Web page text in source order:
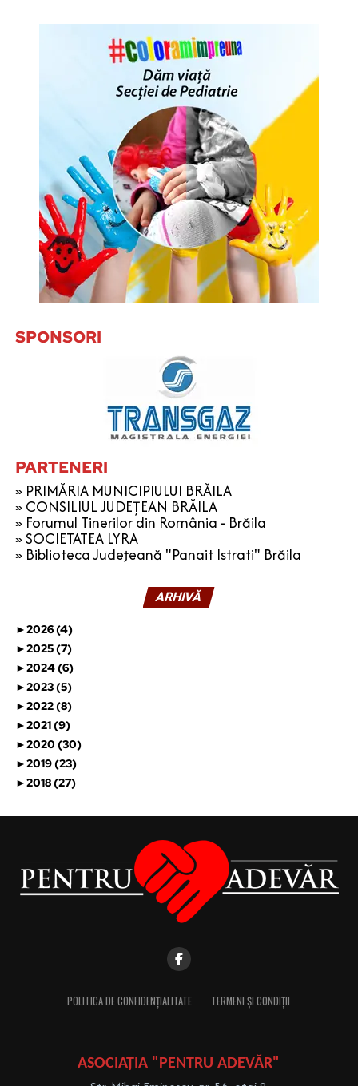
SPONSORI
PARTENERI
» PRIMĂRIA MUNICIPIULUI BRĂILA
» CONSILIUL JUDEȚEAN BRĂILA
» Forumul Tinerilor din România - Brăila
» SOCIETATEA LYRA
» Biblioteca Judeţeană "Panait Istrati" Brăila
ARHIVĂ
►2026 (4)
►2025 (7)
►2024 (6)
►2023 (5)
►2022 (8)
►2021 (9)
►2020 (30)
►2019 (23)
►2018 (27)
POLITICA DE CONFIDENȚIALITATE TERMENI ȘI CONDIȚII
ASOCIAȚIA "PENTRU ADEVĂR"